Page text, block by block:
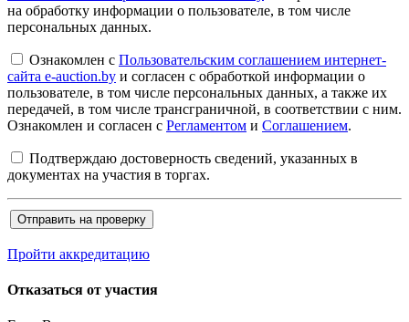
на обработку информации о пользователе, в том числе
персональных данных.
Ознакомлен с Пользовательским соглашением интернет-
сайта e-auction.by и согласен с обработкой информации о
пользователе, в том числе персональных данных, а также их
передачей, в том числе трансграничной, в соответствии с ним.
Ознакомлен и согласен с Регламентом и Соглашением.
Подтверждаю достоверность сведений, указанных в
документах на участия в торгах.
Пройти аккредитацию
Отказаться от участия